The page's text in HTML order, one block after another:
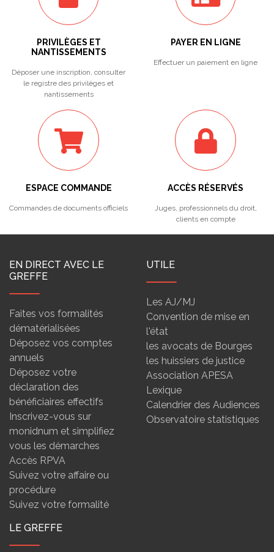
PRIVILÈGES ET
NANTISSEMENTS
Déposer une inscription, consulter
le registre des privilèges et
nantissements
PAYER EN LIGNE
Effectuer un paiement en ligne
ESPACE COMMANDE
Commandes de documents officiels
ACCÈS RÉSERVÉS
Juges, professionnels du droit,
clients en compte
EN DIRECT AVEC LE
GREFFE
Faites vos formalités
dématérialisées
Déposez vos comptes
annuels
Déposez votre
déclaration des
bénéficiaires effectifs
Inscrivez-vous sur
monidnum et simplifiez
vous les démarches
Accès RPVA
Suivez votre affaire ou
procédure
Suivez votre formalité
UTILE
Les AJ/MJ
Convention de mise en
l'état
les avocats de Bourges
les huissiers de justice
Association APESA
Lexique
Calendrier des Audiences
Observatoire statistiques
LE GREFFE